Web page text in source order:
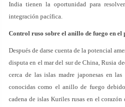
India tienen la oportunidad para
integración pacífica.
Control ruso sobre el anillo de fuego en el
Después de darse cuenta de la potencial
disputa en el mar del sur de China, Rusia
cerca de las islas madre japonesas en
conocidas como el anillo de fuego
cadena de islas Kuriles rusas en el